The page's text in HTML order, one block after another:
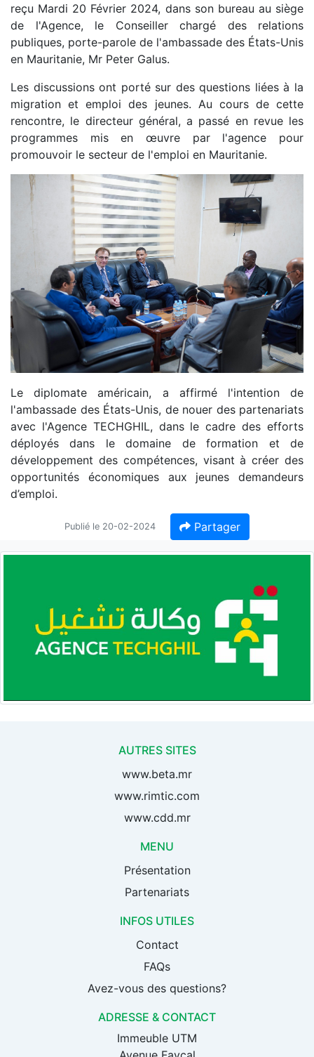
reçu Mardi 20 Février 2024, dans son bureau au siège
de l'Agence, le Conseiller chargé des relations
publiques, porte-parole de l'ambassade des États-Unis
en Mauritanie, Mr Peter Galus.
Les discussions ont porté sur des questions liées à la
migration et emploi des jeunes. Au cours de cette
rencontre, le directeur général, a passé en revue les
programmes mis en œuvre par l'agence pour
promouvoir le secteur de l'emploi en Mauritanie.
Le diplomate américain, a affirmé l'intention de
l'ambassade des États-Unis, de nouer des partenariats
avec l'Agence TECHGHIL, dans le cadre des efforts
déployés dans le domaine de formation et de
développement des compétences, visant à créer des
opportunités économiques aux jeunes demandeurs
d’emploi.
Publié le 20-02-2024 Partager
AUTRES SITES
www.beta.mr
www.rimtic.com
www.cdd.mr
MENU
Présentation
Partenariats
INFOS UTILES
Contact
FAQs
Avez-vous des questions?
ADRESSE & CONTACT
Immeuble UTM